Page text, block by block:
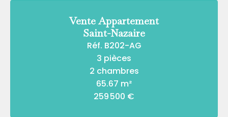
Vente Appartement
Saint-Nazaire
Réf. B202-AG
3 pièces
2 chambres
65.67 m²
259 500 €